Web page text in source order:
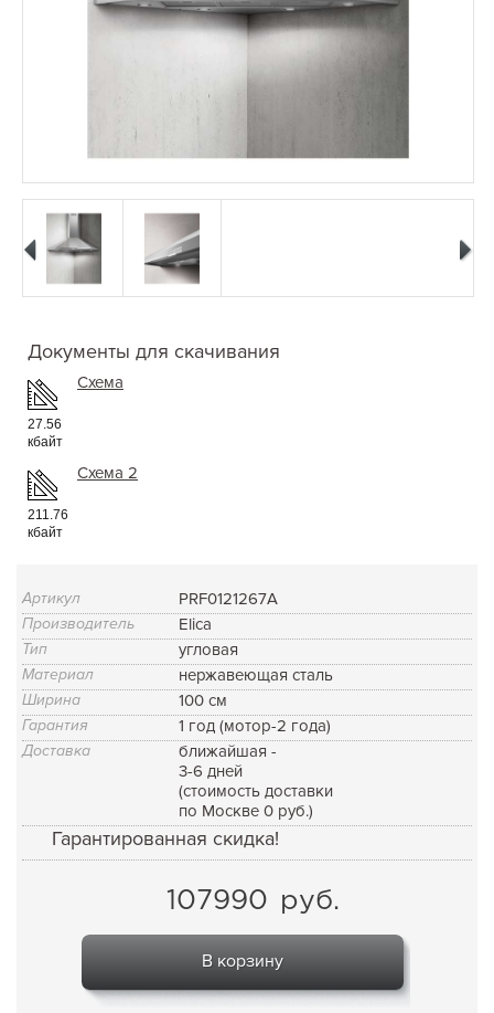
Документы для скачивания
27.56
кбайт
Схема
211.76
кбайт
Схема 2
Артикул PRF0121267A
Производитель Elica
Тип угловая
Материал нержавеющая сталь
Ширина 100 см
Гарантия 1 год (мотор-2 года)
Доставка
ближайшая -
3-6 дней
(стоимость доставки
по Москве 0 руб.)
Гарантированная скидка!
107990 руб.
В корзину